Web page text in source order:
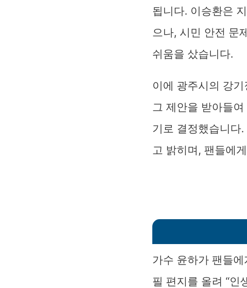
됩니다. 이승환은
으나, 시민 안전 문
쉬움을 샀습니다.
이에 광주시의 강
그 제안을 받아들
기로 결정했습니다
고 밝히며, 팬들에
가수 윤하가 팬들
필 편지를 올려 “인